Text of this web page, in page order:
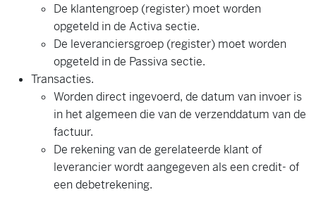
De klantengroep (register) moet worden
opgeteld in de Activa sectie.
De leveranciersgroep (register) moet worden
opgeteld in de Passiva sectie.
Transacties.
Worden direct ingevoerd, de datum van invoer is
in het algemeen die van de verzenddatum van de
factuur.
De rekening van de gerelateerde klant of
leverancier wordt aangegeven als een credit- of
een debetrekening.